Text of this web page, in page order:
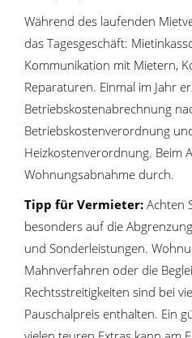
Während des laufenden
das Tagesgeschäft:
Kommunikation mit Mietern,
Reparaturen. Einmal im Jahr
Betriebskostenabrechnung
Betriebskostenverordnung
Heizkostenverordnung. Beim
Wohnungsabnahme durch.
Tipp für Vermieter: Achten
besonders auf die
und Sonderleistungen.
Mahnverfahren oder die
Rechtsstreitigkeiten sind bei
Pauschalpreis enthalten. Ein